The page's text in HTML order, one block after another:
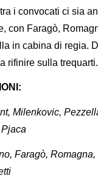
i convocati ci sia
con Faragò,
in cabina di regia.
rifinire sulla trequarti.
Milenkovic,
Faragò,